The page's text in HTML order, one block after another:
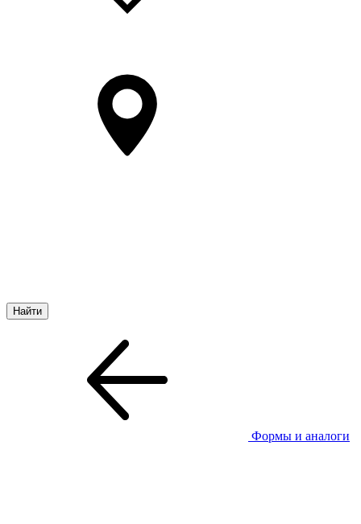
Формы и аналоги